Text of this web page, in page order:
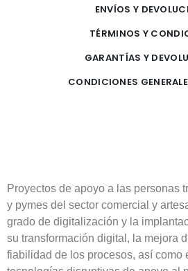
ENVÍOS Y
TÉRMINOS Y
GARANTÍAS Y
CONDICIONES
Proyectos de apoyo a las personas
y pymes del sector comercial y
grado de digitalización y la
su transformación digital, la mejora
fiabilidad de los procesos, así como